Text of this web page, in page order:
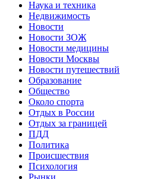
Наука и техника
Недвижимость
Новости
Новости ЗОЖ
Новости медицины
Новости Москвы
Новости путешествий
Образование
Общество
Около спорта
Отдых в России
Отдых за границей
ПДД
Политика
Происшествия
Психология
Рынки